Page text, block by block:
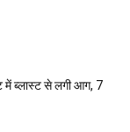
में ब्लास्ट से लगी आग, 7